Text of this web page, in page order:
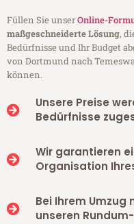
Füllen Sie unserOnline-
maßgeschneiderte Lösung,
Bedürfnisse und Ihr Budget
von Dortmund nach
können.
Unsere Preise
Bedürfnisse
Wir garantieren
Organisation
Bei Ihrem Umzug
unseren